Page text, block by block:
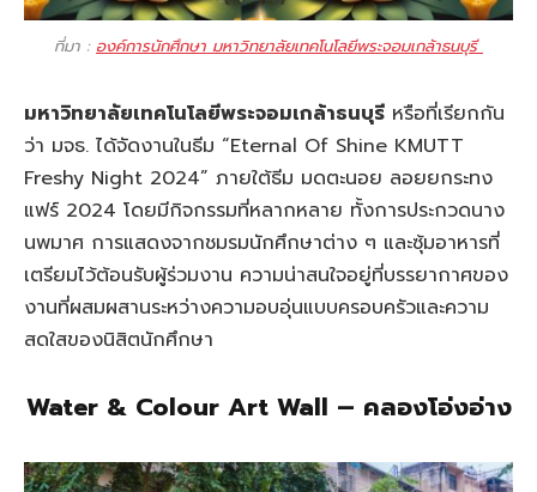
ที่มา : องค์การนักศึกษา มหาวิทยาลัยเทคโนโลยีพระจอมเกล้าธนบุรี
มหาวิทยาลัยเทคโนโลยีพระจอมเกล้าธนบุรี หรือที่เรียกกัน
ว่า มจธ. ได้จัดงานในธีม “Eternal Of Shine KMUTT
Freshy Night 2024” ภายใต้ธีม มดตะนอย ลอยยกระทง
แฟร์ 2024 โดยมีกิจกรรมที่หลากหลาย ทั้งการประกวดนาง
นพมาศ การแสดงจากชมรมนักศึกษาต่าง ๆ และซุ้มอาหารที่
เตรียมไว้ต้อนรับผู้ร่วมงาน ความน่าสนใจอยู่ที่บรรยากาศของ
งานที่ผสมผสานระหว่างความอบอุ่นแบบครอบครัวและความ
สดใสของนิสิตนักศึกษา
Water & Colour Art Wall – คลองโอ่งอ่าง